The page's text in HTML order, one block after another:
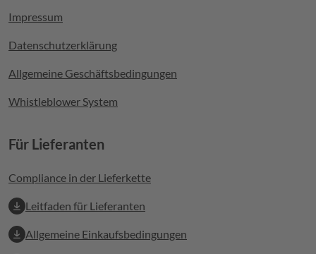
Impressum
Datenschutzerklärung
Allgemeine Geschäftsbedingungen
Whistleblower System
Für Lieferanten
Compliance in der Lieferkette
Leitfaden für Lieferanten
Allgemeine Einkaufsbedingungen